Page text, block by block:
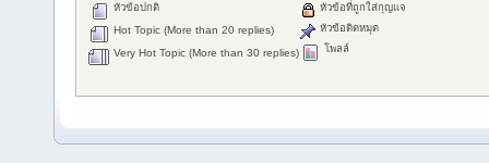
หัวข้อปกติ
Hot Topic (More than 20 replies)
Very Hot Topic (More than 30 replies)
หัวข้อที่ถูกใส่กุญแจ
หัวข้อติดหมุด
โพลล์